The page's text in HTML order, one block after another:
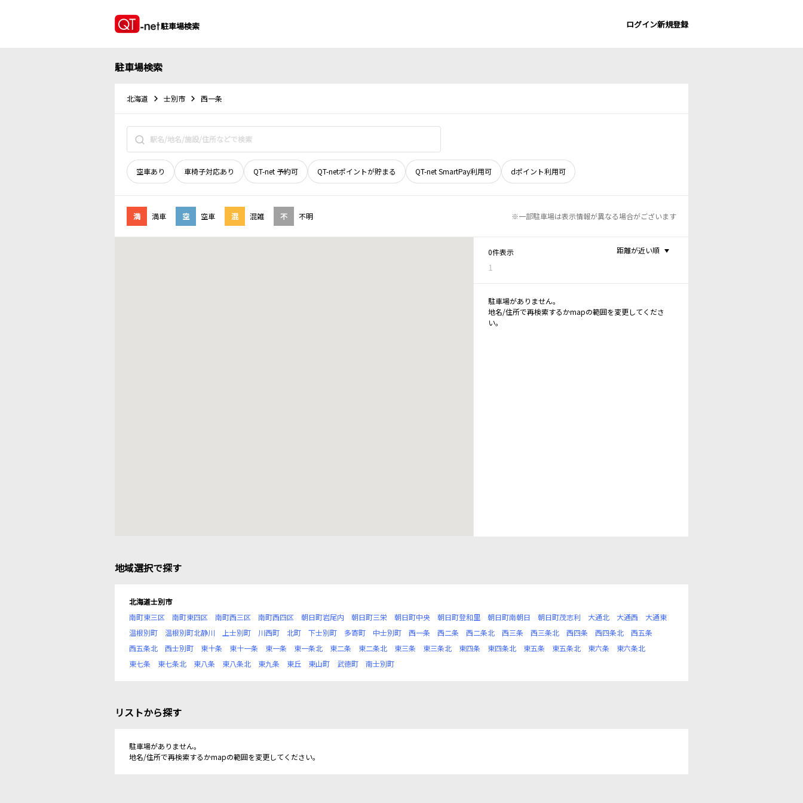
駐車場検索 ログイン新規登録
駐車場検索
北海道 士別市 西一条
空車あり 車椅子対応あり QT-net 予約可 QT-netポイントが貯まる QT-net SmartPay利用可 dポイント利用可
満 満車 空 空車 混 混雑 不 不明 ※一部駐車場は表示情報が異なる場合がございます
0件表示
1
距離が近い順
駐車場がありません。
地名/住所で再検索するかmapの範囲を変更してくださ
い。
地域選択で探す
北海道士別市
南町東三区
南町東四区 南町西三区 南町西四区 朝日町岩尾内 朝日町三栄 朝日町中央 朝日町登和里 朝日町南朝日 朝日町茂志利 大通北 大通西
大通東
温根別町
温根別町北静川 上士別町 川西町 北町 下士別町 多寄町 中士別町 西一条 西二条 西二条北 西三条 西三条北 西四条 西四条北
西五条
西五条北
西士別町 東十条 東十一条 東一条 東一条北 東二条 東二条北 東三条 東三条北 東四条 東四条北 東五条 東五条北 東六条
東六条北
東七条
東七条北 東八条 東八条北 東九条 東丘 東山町 武徳町 南士別町
リストから探す
駐車場がありません。
地名/住所で再検索するかmapの範囲を変更してください。